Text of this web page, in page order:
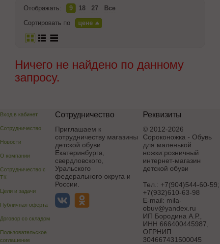
Отображать: 9 18 27
Все
Сортировать по
цене
Ничего не найдено по данному
запросу.
Вход в кабинет
Сотрудничество
Новости
О компании
Сотрудничество с
ТК
Цели и задачи
Публичная оферта
Договор со складом
Пользовательское
соглашение
Сотрудничество
Приглашаем к
сотрудничеству магазины
детской обуви
Екатеринбурга,
свердловского,
Уральского
федерального округа и
России.
Реквизиты
© 2012-2026
Сороконожка - Обувь
для маленькой
ножки:розничный
интернет-магазин
детской обуви
Тел.: +7(904)544-60-59;
+7(932)610-63-98
E-mail: mila-
obuv@yandex.ru
ИП Бородина А.Р.
ИНН 666400445987,
ОГРНИП
304667431500045